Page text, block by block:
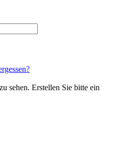
sehen. Erstellen Sie bitte ein